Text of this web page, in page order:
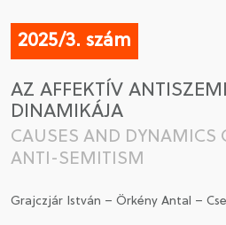
DÍJAK
NYELVVÁLASZTÁS
CSATLAKOZÁS A TÁRSASÁGHOZ /
2025/3. szám
AZ AFFEKTÍV
DINAMIKÁJA
CAUSES AND DYNAMICS
ANTI-SEMITISM
Grajczjár István – Örkény Antal –